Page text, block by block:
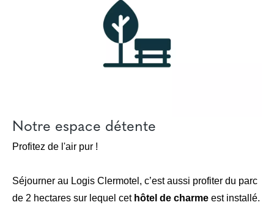
Notre espace détente
Profitez de l'air pur !
Séjourner au Logis Clermotel, c’est aussi profiter du parc
de 2 hectares sur lequel cet hôtel de charme est installé.